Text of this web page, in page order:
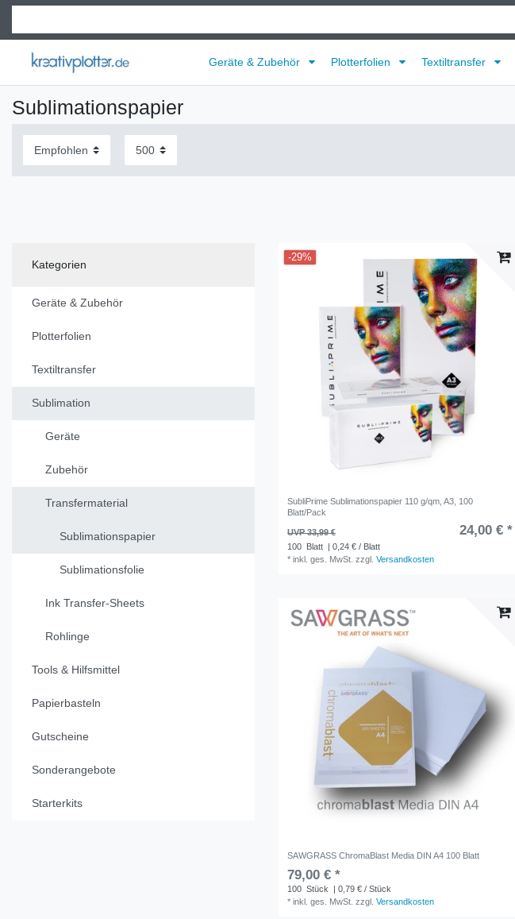
Geräte & Zubehör Plotterfolien Textiltransfer
Sublimationspapier
Kategorien
Geräte & Zubehör
Plotterfolien
Textiltransfer
Sublimation
Geräte
Zubehör
Transfermaterial
Sublimationspapier
Sublimationsfolie
Ink Transfer-Sheets
Rohlinge
Tools & Hilfsmittel
Papierbasteln
Gutscheine
Sonderangebote
Starterkits
-29%
SubliPrime Sublimationspapier 110 g/qm, A3, 100
Blatt/Pack
UVP 33,99 € 24,00 € *
100 Blatt | 0,24 € / Blatt
*inkl. ges. MwSt. zzgl.Versandkosten
SAWGRASS ChromaBlast Media DIN A4 100 Blatt
79,00 € *
100 Stück
| 0,79 € / Stück
*inkl. ges. MwSt. zzgl.Versandkosten